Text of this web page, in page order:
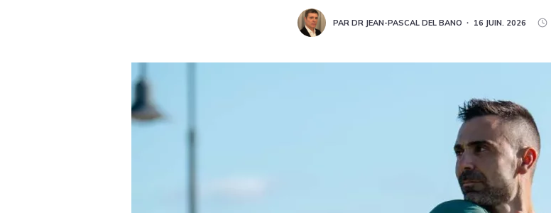
PAR DR JEAN-PASCAL DEL BANO 16 JUIN. 2026